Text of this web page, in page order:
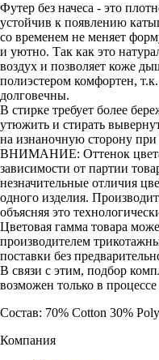
Футер без начеса - это
устойчив к появлению
со временем не меняет
и уютно. Так как это
воздух и позволяет коже
полиэстером комфортен,
долговечны.
В стирке требует более
утюжить и стирать
на изнаночную сторону при
ВНИМАНИЕ: Оттенок цвета
зависимости от партии
незначительные отличия
одного изделия.
объясняя это
Цветовая гамма товара
производителем
поставки без
В связи с этим, подбор
возможен только в
Состав: 70% Cotton 30%
Компания